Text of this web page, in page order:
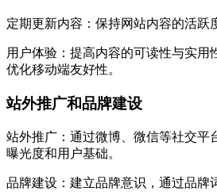
定期更新内容：保持网站内容的活跃
用户体验：提高内容的可读性与实用
优化移动端友好性。
站外推广和品牌建设
站外推广：通过微博、微信等社交平
曝光度和用户基础。
品牌建设：建立品牌意识，通过品牌